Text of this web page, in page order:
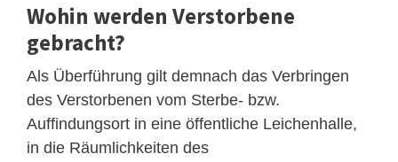
Wohin werden Verstorbene
gebracht?
Als Überführung gilt demnach das Verbringen
des Verstorbenen vom Sterbe- bzw.
Auffindungsort in eine öffentliche Leichenhalle,
in die Räumlichkeiten des